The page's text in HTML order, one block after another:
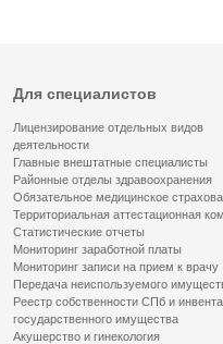
Для специалистов
Лицензирование отдельных видов
деятельности
Главные внештатные специалисты
Районные отделы здравоохранения
Обязательное медицинское
Территориальная аттестационная
Статистические отчеты
Мониторинг заработной платы
Мониторинг записи на прием к врачу
Передача неиспользуемого
Реестр собственности СПб и
государственного имущества
Акушерство и гинекология